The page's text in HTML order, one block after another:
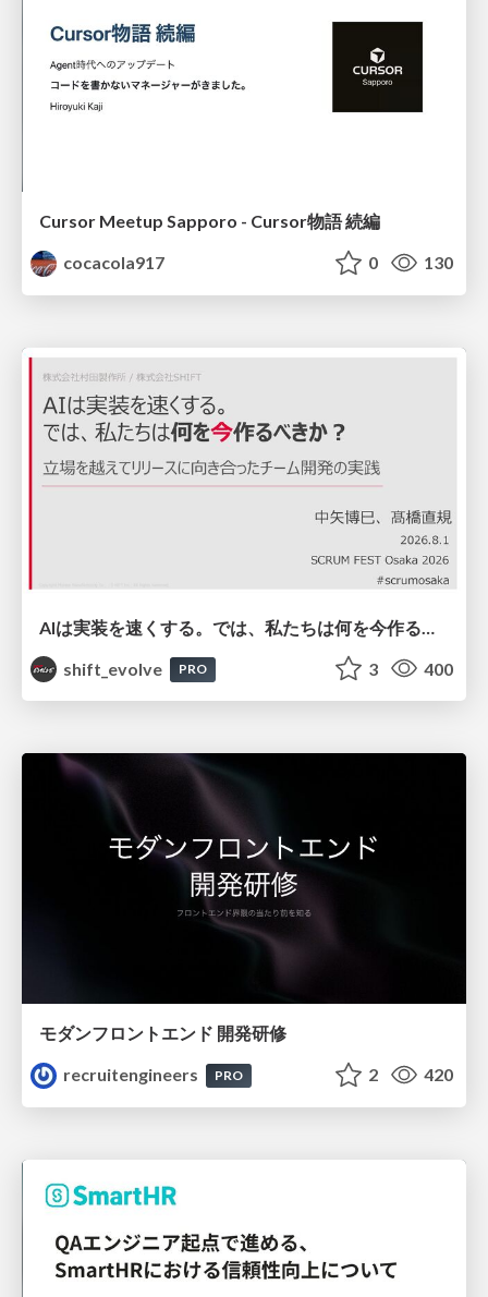
Cursor Meetup Sapporo - Cursor物語 続編
cocacola917
0 130
shift_evolve
PRO 3 400
モダンフロントエンド 開発研修
recruitengineers
PRO 2 420